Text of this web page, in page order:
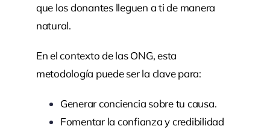
que los donantes lleguen a ti de manera
natural.
En el contexto de las ONG, esta
metodología puede ser la clave para:
Generar conciencia sobre tu causa.
Fomentar la confianza y credibilidad